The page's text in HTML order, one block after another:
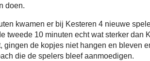
doen.
kwamen er bij Kesteren 4 nieuwe
tweede 10 minuten echt wat sterker dan
gingen de kopjes niet hangen en bleven
die de spelers bleef aanmoedigen.